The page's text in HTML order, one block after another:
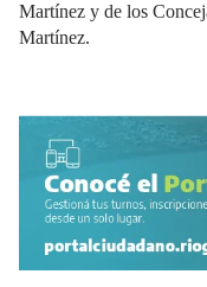
Martínez y de los
Martínez.